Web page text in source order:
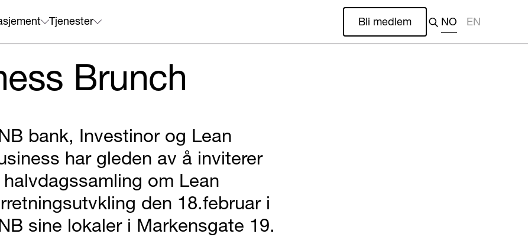
Tjenester Bli medlem NO EN
Brunch
bank, Investinor og Lean
har gleden av å inviterer
om Lean
den 18.februar i
sine lokaler i Markensgate 19.